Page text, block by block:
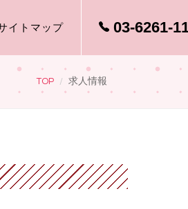
イトマップ 03-6261-
TOP 求人情報